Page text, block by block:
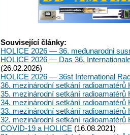
Související články:
HOLICE 2026 — 36. međunarodni
HOLICE 2026 — Das 36.
(26.02.2026)
HOLICE 2026 — 36st International
36. mezinárodní setkání radioamatérů
35. mezinárodní setkání radioamatérů
34. mezinárodní setkání radioamatérů
33. mezinárodní setkání radioamatérů
32. mezinárodní setkání radioamatérů
COVID-19 a HOLICE (16.08.2021)